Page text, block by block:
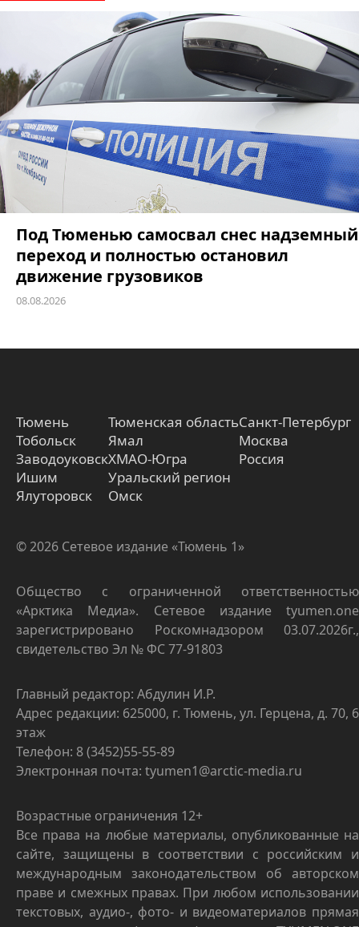
Под Тюменью самосвал снес надземный
переход и полностью остановил
движение грузовиков
08.08.2026
Тюмень
Тобольск
Заводоуковск
Ишим
Ялуторовск
Тюменская область
Ямал
ХМАО-Югра
Уральский регион
Омск
Санкт-Петербург
Москва
Россия
© 2026 Сетевое издание «Тюмень 1»
Общество с ограниченной ответственностью
«Арктика Медиа». Сетевое издание tyumen.one
зарегистрировано Роскомнадзором 03.07.2026г.,
свидетельство Эл № ФС 77-91803
Главный редактор: Абдулин И.Р.
Адрес редакции: 625000, г. Тюмень, ул. Герцена, д. 70, 6
этаж
Телефон: 8 (3452)55-55-89
Электронная почта: tyumen1@arctic-media.ru
Возрастные ограничения 12+
Все права на любые материалы, опубликованные на
сайте, защищены в соответствии с российским и
международным законодательством об авторском
праве и смежных правах. При любом использовании
текстовых, аудио-, фото- и видеоматериалов прямая